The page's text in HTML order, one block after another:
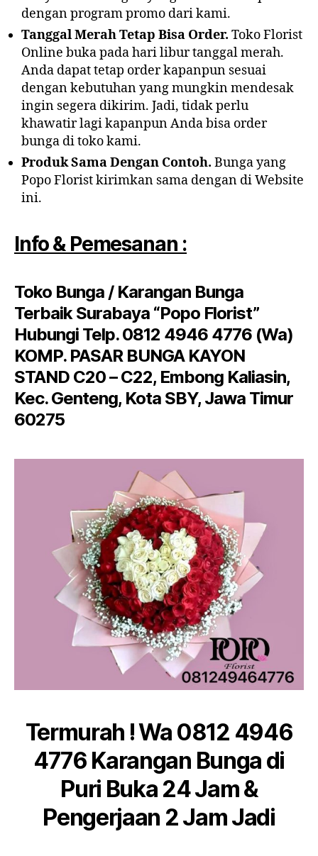
dengan program promo dari kami.
Tanggal Merah Tetap Bisa Order. Toko Florist
Online buka pada hari libur tanggal merah.
Anda dapat tetap order kapanpun sesuai
dengan kebutuhan yang mungkin mendesak
ingin segera dikirim. Jadi, tidak perlu
khawatir lagi kapanpun Anda bisa order
bunga di toko kami.
Produk Sama Dengan Contoh. Bunga yang
Popo Florist kirimkan sama dengan di Website
ini.
Info & Pemesanan :
Toko Bunga / Karangan Bunga
Terbaik Surabaya “Popo Florist”
Hubungi Telp. 0812 4946 4776 (Wa)
KOMP. PASAR BUNGA KAYON
STAND C20 – C22, Embong Kaliasin,
Kec. Genteng, Kota SBY, Jawa Timur
60275
Termurah ! Wa 0812 4946
4776 Karangan Bunga di
Puri Buka 24 Jam &
Pengerjaan 2 Jam Jadi